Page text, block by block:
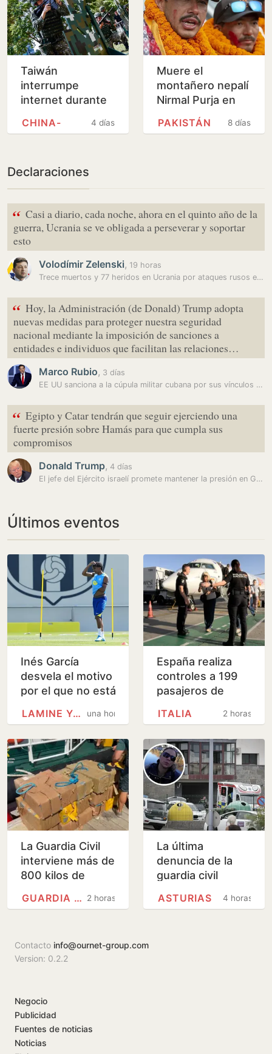
Taiwán
interrumpe
internet durante
militares
4 días
CHINA-
Muere el
montañero nepalí
Nirmal Purja en
una avalancha en
Pakistán
8 días
PAKISTÁN
Declaraciones
“ Casi a diario, cada noche, ahora en el quinto año de la
guerra, Ucrania se ve obligada a perseverar y soportar
esto
Volodímir Zelenski, 19 horas
Trece muertos y 77 heridos en Ucrania por ataques rusos en 24 horas
“ Hoy, la Administración (de Donald) Trump adopta
nuevas medidas para proteger nuestra seguridad
nacional mediante la imposición de sanciones a
entidades e individuos que facilitan las relaciones…
Marco Rubio, 3 días
EE UU sanciona a la cúpula militar cubana por sus vínculos con Rusia,…
“ Egipto y Catar tendrán que seguir ejerciendo una
fuerte presión sobre Hamás para que cumpla sus
compromisos
Donald Trump, 4 días
El jefe del Ejército israelí promete mantener la presión en Gaza
Últimos eventos
Inés García
desvela el motivo
por el que no está
en Colombia:una hora
LAMINE YAMAL
España realiza
controles a 199
pasajeros de
en el primer día
Italia
2 horas
ITALIA
La Guardia Civil
interviene más de
800 kilos de
2 horas
GUARDIA CIVIL
La última
denuncia de la
guardia civil
cuartel de
4 horas
ASTURIAS
Contacto info@ournet-group.com
Version: 0.2.2
Negocio
Publicidad
Fuentes de noticias
Noticias